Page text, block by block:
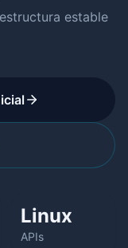
estable
Linux
APIs